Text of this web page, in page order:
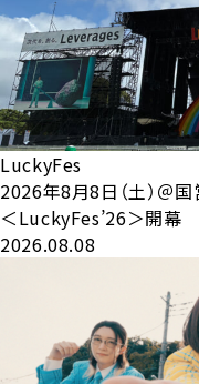
LuckyFes
2026年8月8日（土）＠
＜LuckyFes’26＞開幕
2026.08.08